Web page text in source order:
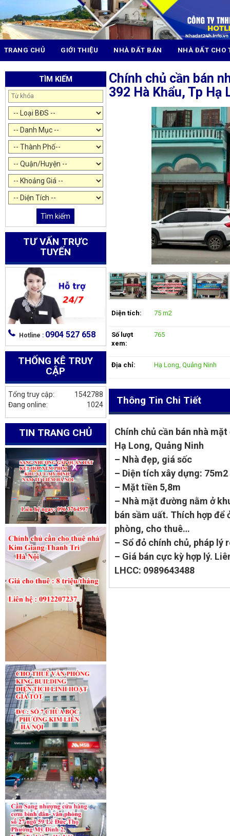
TRANG CHỦ GIỚI THIỆU NHÀ ĐẤT BÁN NHÀ ĐẤT CHO
TÌM KIẾM
Tìm kiếm
TƯ VẤN TRỰC
TUYẾN
Hotline : 0904 527 658
THỐNG KÊ TRUY
CẬP
1542788
Tổng truy cập:
1024
Đang online:
TIN TRANG CHỦ
Chính chủ cần bán
392 Hà Khẩu, Tp Hạ
Diện tích: 75 m2
Số lượt
xem:
765
Địa chỉ: Hạ Long, Quảng Ninh
Thông Tin Chi Tiết
Chính chủ cần bán nhà
Hạ Long, Quảng Ninh
– Nhà đẹp, giá sốc
– Diện tích xây dựng: 75m2
– Mặt tiền 5,8m
– Nhà mặt đường nằm ở
bán sầm uất. Thích hợp để
phòng, cho thuê…
– Sổ đỏ chính chủ, pháp lý
– Giá bán cực kỳ hợp lý.
LHCC: 0989643488